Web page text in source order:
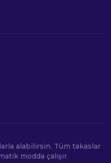
alabilirsin. Tüm takaslar
modda çalışır.